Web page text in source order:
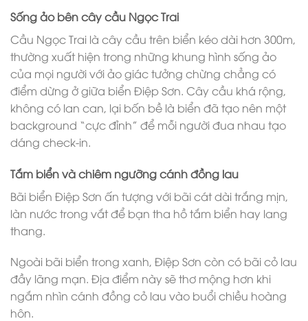
Sống ảo bên cây cầu Ngọc Trai
Cầu Ngọc Trai là cây cầu trên biển kéo dài hơn 300m,
thường xuất hiện trong những khung hình sống ảo
của mọi người với ảo giác tưởng chừng chẳng có
điểm dừng ở giữa biển Điệp Sơn. Cây cầu khá rộng,
không có lan can, lại bốn bề là biển đã tạo nên một
background “cực đỉnh” để mỗi người đua nhau tạo
dáng check-in.
Tắm biển và chiêm ngưỡng cánh đồng lau
Bãi biển Điệp Sơn ấn tượng với bãi cát dài trắng mịn,
làn nước trong vắt để bạn tha hồ tắm biển hay lang
thang.
Ngoài bãi biển trong xanh, Điệp Sơn còn có bãi cỏ lau
đầy lãng mạn. Địa điểm này sẽ thơ mộng hơn khi
ngắm nhìn cánh đồng cỏ lau vào buổi chiều hoàng
hôn.